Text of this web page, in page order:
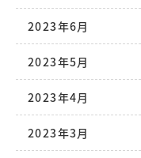
2023年6月
2023年5月
2023年4月
2023年3月